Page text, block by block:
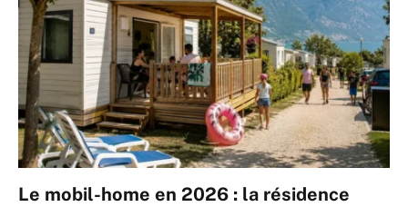
Le mobil-home en 2026 : la résidence